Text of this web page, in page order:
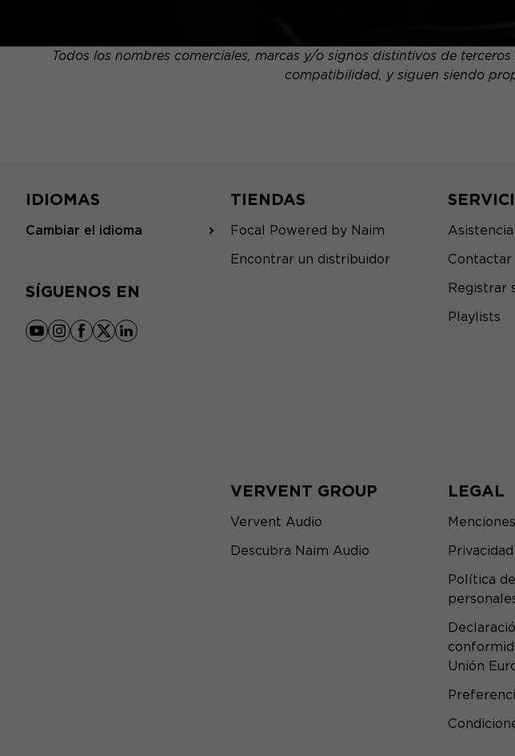
Todos los nombres comerciales, marcas y/o signos distintivos de
compatibilidad, y siguen siendo
IDIOMAS
Cambiar el idioma
SÍGUENOS EN
youtube
instagram
facebook
x linkedin
TIENDAS
Focal Powered by Naim
Encontrar un distribuidor
Asistencia
Contactar
Registrar
Playlists
VERVENT GROUP
Vervent Audio
Descubra Naim Audio
LEGAL
Política
Unión